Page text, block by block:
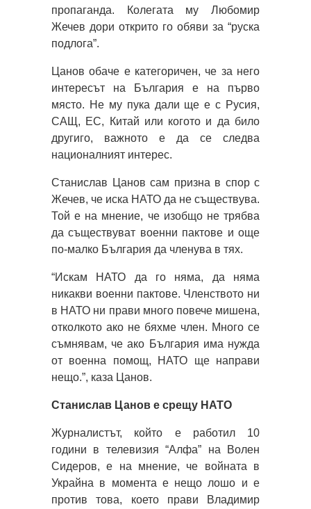
пропаганда. Колегата му Любомир
Жечев дори открито го обяви за “руска
подлога”.
Цанов обаче е категоричен, че за него
интересът на България е на първо
място. Не му пука дали ще е с Русия,
САЩ, ЕС, Китай или когото и да било
другиго, важното е да се следва
националният интерес.
Станислав Цанов сам призна в спор с
Жечев, че иска НАТО да не съществува.
Той е на мнение, че изобщо не трябва
да съществуват военни пактове и още
по-малко България да членува в тях.
“Искам НАТО да го няма, да няма
никакви военни пактове. Членството ни
в НАТО ни прави много повече мишена,
отколкото ако не бяхме член. Много се
съмнявам, че ако България има нужда
от военна помощ, НАТО ще направи
нещо.”, каза Цанов.
Станислав Цанов е срещу НАТО
Журналистът, който е работил 10
години в телевизия “Алфа” на Волен
Сидеров, е на мнение, че войната в
Украйна в момента е нещо лошо и е
против това, което прави Владимир